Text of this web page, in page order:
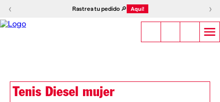
‹ Rastrea tu pedido 🔎 Aquí! ›
Tenis Diesel mujer